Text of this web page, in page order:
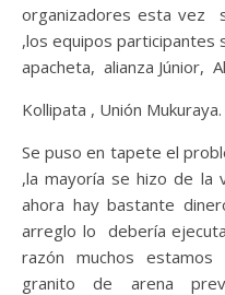
organizadores esta vez
,los equipos participantes
apacheta, alianza Júnior,
Kollipata , Unión Mukuraya.
Se puso en tapete el
,la mayoría se hizo de la
ahora hay bastante
arreglo lo debería
razón muchos
granito de arena